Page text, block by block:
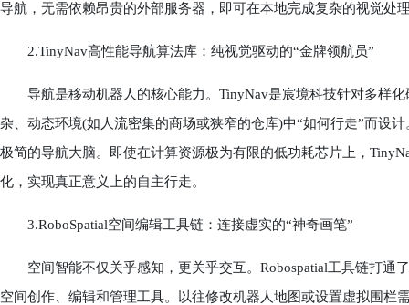
导航，无需依赖昂贵的外部服务器，即可在本地完成复杂的视觉处
2.TinyNav高性能导航算法库：纯视觉驱动的“金牌领航员”
导航是移动机器人的核心能力。TinyNav是宸境科技针对多样化
杂、动态环境(如人流密集的商场或狭窄的仓库)中“如何行走”而设
极简的导航大脑。即使在计算资源极为有限的低功耗芯片上，
化，实现真正意义上的自主行走。
3.RoboSpatial空间编辑工具链：连接虚实的“神奇画笔”
空间智能不仅关乎感知，更关乎交互。Robospatial工具链打通
空间创作、编辑和管理工具。以往修改机器人地图或设置虚拟围栏